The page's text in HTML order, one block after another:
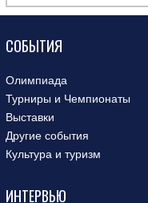
СОБЫТИЯ
Олимпиада
Турниры и Чемпионаты
Выставки
Другие события
Культура и туризм
ИНТЕРВЬЮ